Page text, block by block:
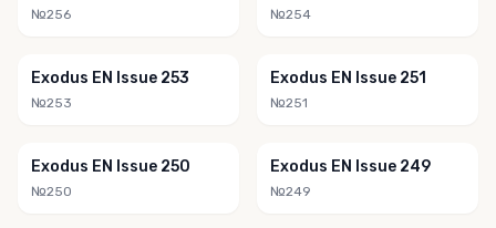
№256 №254
Exodus EN Issue 253
№253
Exodus EN Issue 251
№251
Exodus EN Issue 250
№250
Exodus EN Issue 249
№249